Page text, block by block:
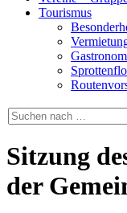
Tourismus
Suchen
nach …
Sitzung
der